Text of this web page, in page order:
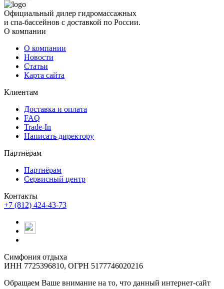
Официальный дилер гидромассажных
и спа-бассейнов с доставкой по России.
О компании
О компании
Новости
Статьи
Карта сайта
Клиентам
Доставка и оплата
FAQ
Trade-In
Написать директору
Партнёрам
Партнёрам
Сервисный центр
Контакты
+7 (812) 424-43-73
Симфония отдыха
ИНН 7725396810, ОГРН 5177746020216
Обращаем Ваше внимание на то, что данный интернет-сайт